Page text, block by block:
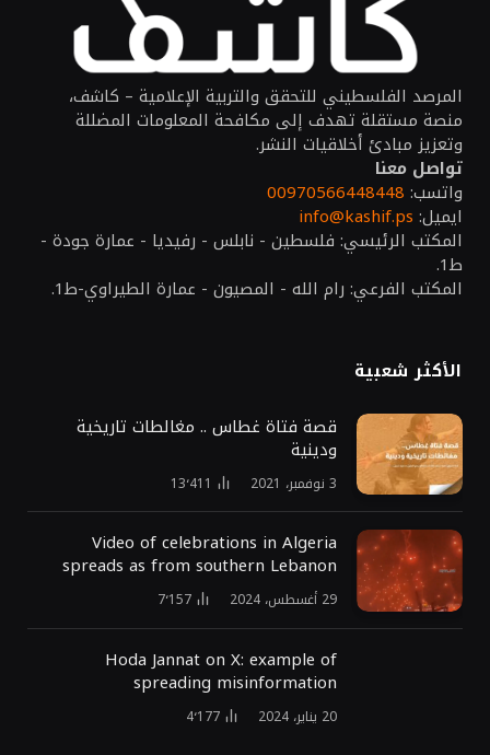
المرصد الفلسطيني للتحقق والتربية الإعلامية – كاشف،
منصة مستقلة تهدف إلى مكافحة المعلومات المضللة
وتعزيز مبادئ أخلاقيات النشر.
تواصل معنا
واتسب: 00970566448448
ايميل: info@kashif.ps
المكتب الرئيسي: فلسطين - نابلس - رفيديا - عمارة جودة -
ط1.
المكتب الفرعي: رام الله - المصيون - عمارة الطيراوي-ط1.
الأكثر شعبية
قصة فتاة غطاس .. مغالطات تاريخية
ودينية
3 نوفمبر، 2021 13٬411
Video of celebrations in Algeria
spreads as from southern Lebanon
29 أغسطس، 2024 7٬157
Hoda Jannat on X: example of
spreading misinformation
20 يناير، 2024 4٬177